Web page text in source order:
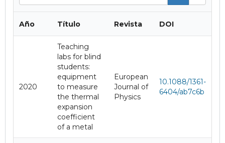
Año Título Revista DOI
2020
Teaching
labs for blind
students:
equipment
to measure
the thermal
expansion
coefficient
of a metal
European
Journal of
Physics
10.1088/1361-
6404/ab7c6b